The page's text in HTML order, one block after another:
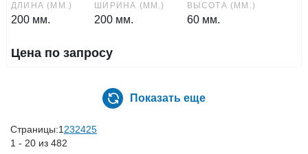
ДЛИНА (ММ.)
200 мм.
ШИРИНА (ММ.)
200 мм.
ВЫСОТА (ММ.)
60 мм.
Цена по запросу
Показать еще
Страницы:1232425
1 - 20 из 482